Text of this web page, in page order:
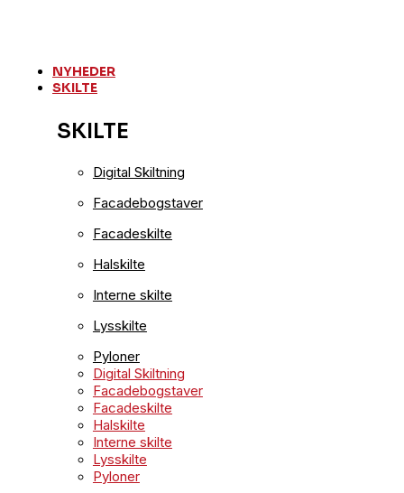
NYHEDER
SKILTE
SKILTE
Digital Skiltning
Facadebogstaver
Facadeskilte
Halskilte
Interne skilte
Lysskilte
Pyloner
Digital Skiltning
Facadebogstaver
Facadeskilte
Halskilte
Interne skilte
Lysskilte
Pyloner